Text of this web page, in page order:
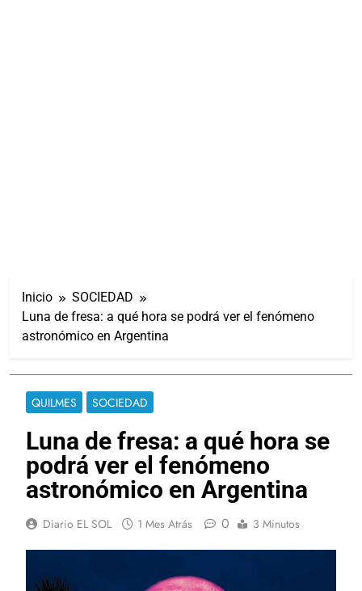
Inicio
SOCIEDAD
Luna de fresa: a qué hora se podrá ver el fenómeno
astronómico en Argentina
QUILMES SOCIEDAD
Luna de fresa: a qué hora se
podrá ver el fenómeno
astronómico en Argentina
Diario EL SOL 1 Mes Atrás 0 3 Minutos